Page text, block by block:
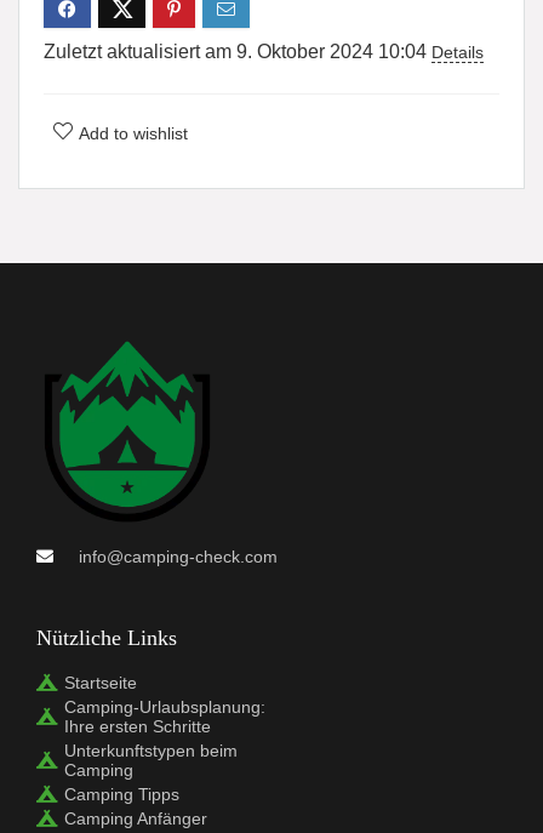
Zuletzt aktualisiert am 9. Oktober 2024 10:04 Details
Add to wishlist
info@camping-check.com
Nützliche Links
Startseite
Camping-Urlaubsplanung:
Ihre ersten Schritte
Unterkunftstypen beim
Camping
Camping Tipps
Camping Anfänger